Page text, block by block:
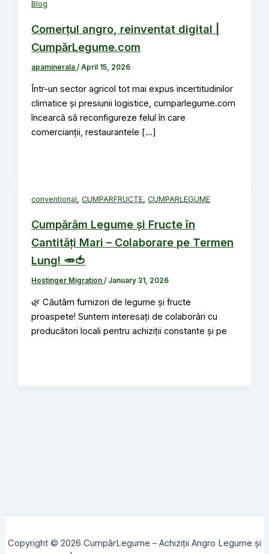
Blog
Comerțul angro, reinventat digital |
CumpărLegume.com
apaminerala/April 15, 2026
Într-un sector agricol tot mai expus incertitudinilor
climatice și presiunii logistice, cumparlegume.com
încearcă să reconfigureze felul în care
comercianții, restaurantele […]
conventional,CUMPARFRUCTE,CUMPARLEGUME
Cumpărăm Legume și Fructe în
Cantități Mari – Colaborare pe Termen
Lung! 🥕🍅
Hostinger Migration/ January 31, 2026
🌿 Căutăm furnizori de legume și fructe
proaspete! Suntem interesați de colaborări cu
producători locali pentru achiziții constante și pe
Copyright © 2026 CumpărLegume – Achiziții Angro Legume și